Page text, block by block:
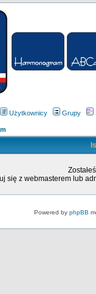
Użytkownicy Grupy
się z webmasterem lub
Powered by phpBB